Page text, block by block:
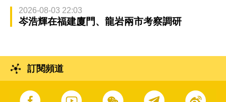
2026-08-03 22:03
岑浩輝在福建廈門、龍岩兩市考察調研
訂閱頻道